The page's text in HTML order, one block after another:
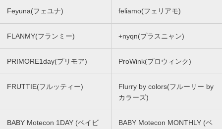
Feyuna(フェユナ) feliamo(フェリアモ)
FLANMY(フランミー) +nyqn(プラスニャン)
PRIMORE1day(プリモア) ProWink(プロウィンク)
FRUTTIE(フルッティー)
Flurry by colors(フルーリー by
カラーズ)
BABY Motecon 1DAY (ベイビ
BABY Motecon MONTHLY (ベ